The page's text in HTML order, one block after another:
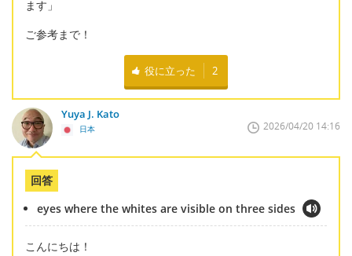
ます」
ご参考まで！
役に立った 2
Yuya J. Kato
日本 2026/04/20 14:16
回答
eyes where the whites are visible on three sides
こんにちは！